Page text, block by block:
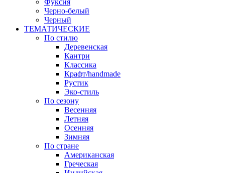
Фуксия
Черно-белый
Черный
ТЕМАТИЧЕСКИЕ
По стилю
Деревенская
Кантри
Классика
Крафт/handmade
Рустик
Эко-стиль
По сезону
Весенняя
Летняя
Осенняя
Зимняя
По стране
Американская
Греческая